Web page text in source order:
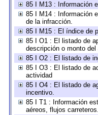
85 I M13 : Información
85 I M14 : Información
de la infracción.
85 I M15 : El índice de
85 I O1 : El listado de
descripción o monto
85 I O2 : El listado de
85 I O3 : El listado de
actividad
85 I O4 : El listado de
incentivo.
85 I T1 : Información
aéreos, flujos carreteros.